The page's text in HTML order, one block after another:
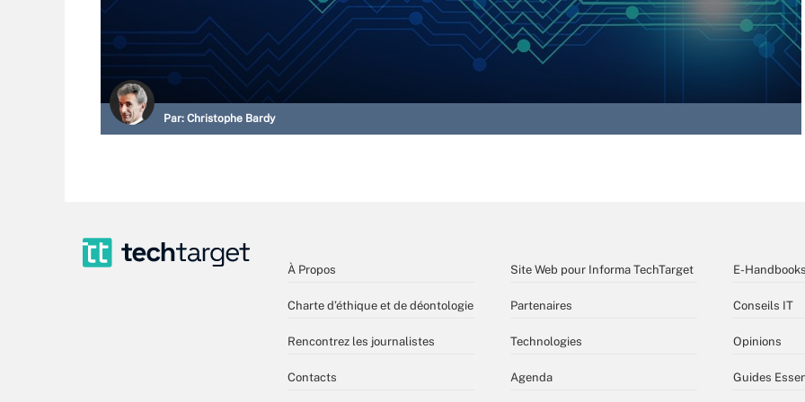
Par: Christophe Bardy
À Propos
Charte d’éthique et de déontologie
Rencontrez les journalistes
Contacts
Site Web pour Informa TechTarget
Partenaires
Technologies
Agenda
E-Handbooks
Conseils IT
Opinions
Guides